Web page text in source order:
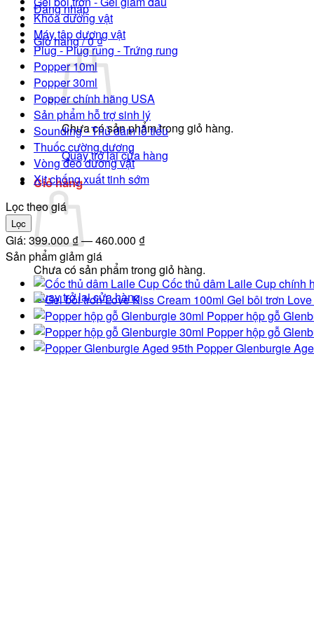
Đăng nhập
Giỏ hàng /0₫
Chưa có sản phẩm trong giỏ hàng.
Quay trở lại cửa hàng
Giỏ hàng
Chưa có sản phẩm trong giỏ hàng.
Quay trở lại cửa hàng
Khóa dương vật
Máy tập dương vật
Plug - Plug rung - Trứng rung
Popper 10ml
Popper 30ml
Popper chính hãng USA
Sản phẩm hỗ trợ sinh lý
Sounding - Thủ dâm lỗ tiểu
Thuốc cường dương
Vòng đeo dương vật
Xịt chống xuất tinh sớm
Lọc theo giá
Giá
tối
thiểu
Giá
tối
đa
Lọc
Giá: 399.000 ₫—460.000 ₫
Sản phẩm giảm giá
Cốc thủ dâm Laile Cup chính
Gel bôi trơn
Popper hộp gỗ
Popper hộp gỗ
Popper Glenburgie